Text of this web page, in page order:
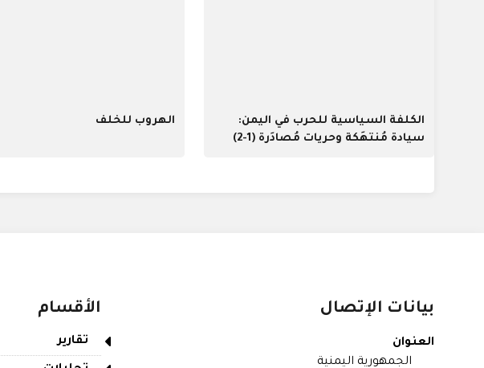
الكلفة السياسية للحرب في اليمن:
سيادة مُنتهَكة وحريات مُصادَرة (1-2)
الهروب للخلف
بيانات الإتصال
العنوان
الجمهورية اليمنية
الأقسام
تقارير